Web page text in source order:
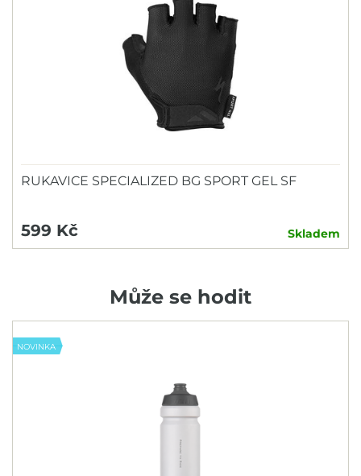
RUKAVICE SPECIALIZED BG SPORT GEL SF
599 Kč Skladem
Může se hodit
NOVINKA